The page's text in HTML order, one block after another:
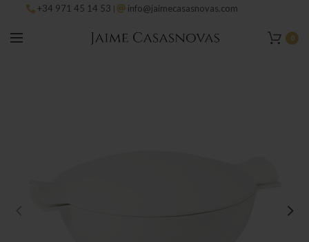
+34 971 45 14 53 | info@jaimecasasnovas.com
0